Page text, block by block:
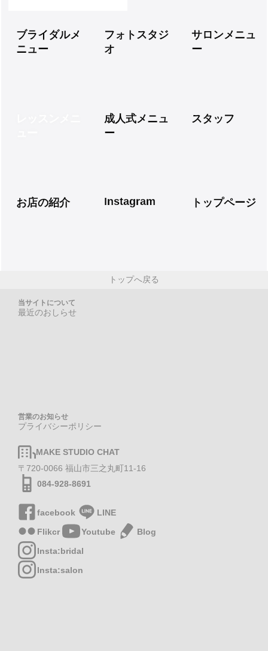
ブライダルメ
ニュー
フォトスタジ
オ
サロンメニュ
ー
成人式メニュ
ー
スタッフ
お店の紹介 Instagram トップページ
トップへ戻る
当サイトについて
最近のおしらせ
営業のお知らせ
プライバシーポリシー
MAKE STUDIO CHAT
〒720-0066 福山市三之丸町11-16
084-928-8691
facebook
LINE
Flikcr
Youtube
Blog
Insta:bridal
Insta:salon